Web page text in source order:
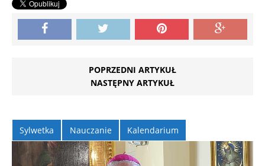
POPRZEDNI ARTYKUŁ
NASTĘPNY ARTYKUŁ
Sylwetka Nauczanie Kalendarium